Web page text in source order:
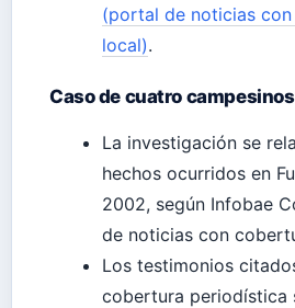
(portal de noticias
local).
Caso de cuatro campesinos
La investigación se
hechos ocurridos en
2002, según Infobae
de noticias con
Los testimonios
cobertura periodística